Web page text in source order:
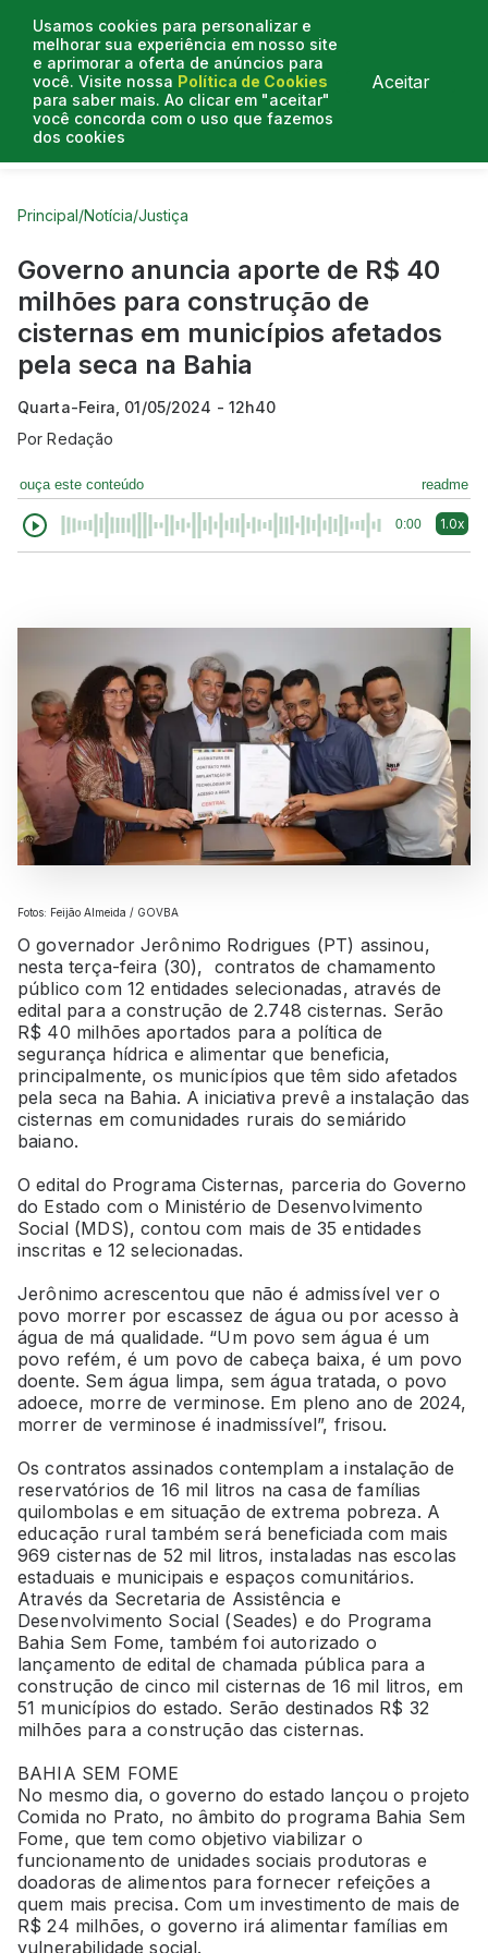
Usamos cookies para personalizar e
melhorar sua experiência em nosso site
e aprimorar a oferta de anúncios para
você. Visite nossa Política de Cookies
para saber mais. Ao clicar em "aceitar"
você concorda com o uso que fazemos
dos cookies
Aceitar
Curtas do Poder
Principal/Notícia/Justiça
Governo anuncia aporte de R$ 40
milhões para construção de
cisternas em municípios afetados
pela seca na Bahia
Quarta-Feira, 01/05/2024 - 12h40
PorRedação
ouça este conteúdo readme
0:00 1.0x
Fotos: Feijão Almeida / GOVBA
O governador Jerônimo Rodrigues (PT) assinou,
nesta terça-feira (30), contratos de chamamento
público com 12 entidades selecionadas, através de
edital para a construção de 2.748 cisternas. Serão
R$ 40 milhões aportados para a política de
segurança hídrica e alimentar que beneficia,
principalmente, os municípios que têm sido afetados
pela seca na Bahia. A iniciativa prevê a instalação das
cisternas em comunidades rurais do semiárido
baiano.
O edital do Programa Cisternas, parceria do Governo
do Estado com o Ministério de Desenvolvimento
Social (MDS), contou com mais de 35 entidades
inscritas e 12 selecionadas.
Jerônimo acrescentou que não é admissível ver o
povo morrer por escassez de água ou por acesso à
água de má qualidade. “Um povo sem água é um
povo refém, é um povo de cabeça baixa, é um povo
doente. Sem água limpa, sem água tratada, o povo
adoece, morre de verminose. Em pleno ano de 2024,
morrer de verminose é inadmissível”, frisou.
Os contratos assinados contemplam a instalação de
reservatórios de 16 mil litros na casa de famílias
quilombolas e em situação de extrema pobreza. A
educação rural também será beneficiada com mais
969 cisternas de 52 mil litros, instaladas nas escolas
estaduais e municipais e espaços comunitários.
Através da Secretaria de Assistência e
Desenvolvimento Social (Seades) e do Programa
Bahia Sem Fome, também foi autorizado o
lançamento de edital de chamada pública para a
construção de cinco mil cisternas de 16 mil litros, em
51 municípios do estado. Serão destinados R$ 32
milhões para a construção das cisternas.
BAHIA SEM FOME
No mesmo dia, o governo do estado lançou o projeto
Comida no Prato, no âmbito do programa Bahia Sem
Fome, que tem como objetivo viabilizar o
funcionamento de unidades sociais produtoras e
doadoras de alimentos para fornecer refeições a
quem mais precisa. Com um investimento de mais de
R$ 24 milhões, o governo irá alimentar famílias em
vulnerabilidade social.